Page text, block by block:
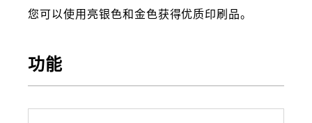
您可以使用亮银色和金色获得优质印刷品。
功能